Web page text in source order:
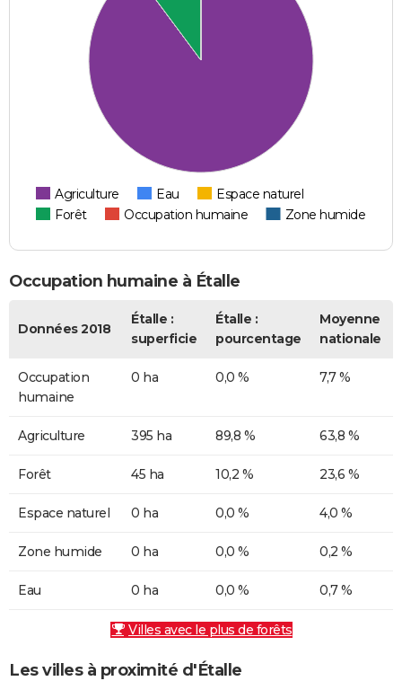
Agriculture Eau
Espace naturel
Forêt
Occupation humaine Zone humide
Occupation humaine à Étalle
Données 2018
Étalle :
superficie
Étalle :
pourcentage
Moyenne
nationale
Occupation
humaine
0 ha 0,0 % 7,7 %
Agriculture 395 ha 89,8 % 63,8 %
Forêt 45 ha 10,2 % 23,6 %
Espace naturel 0 ha 0,0 % 4,0 %
Zone humide 0 ha 0,0 % 0,2 %
Eau 0 ha 0,0 % 0,7 %
Villes avec le plus de forêts
Les villes à proximité d'Étalle